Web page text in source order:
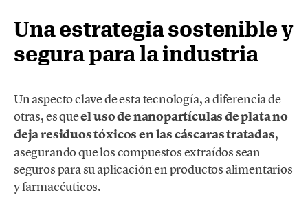
Una estrategia sostenible y
segura para la industria
Un aspecto clave de esta tecnología, a diferencia de
otras, es queel uso de nanopartículas de plata no
deja residuos tóxicos en las cáscaras tratadas,
asegurando que los compuestos extraídos sean
seguros para su aplicación en productos alimentarios
y farmacéuticos.